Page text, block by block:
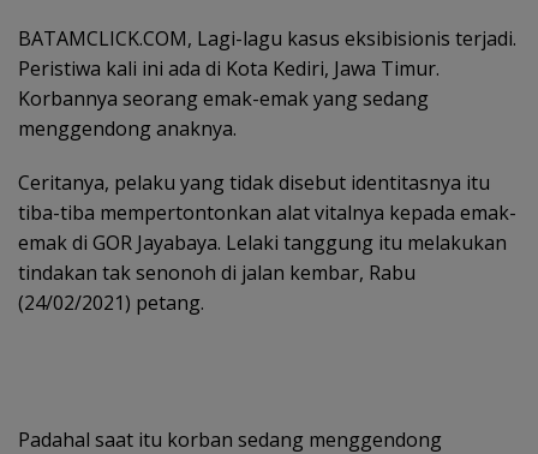
BATAMCLICK.COM, Lagi-lagu kasus eksibisionis terjadi.
Peristiwa kali ini ada di Kota Kediri, Jawa Timur.
Korbannya seorang emak-emak yang sedang
menggendong anaknya.
Ceritanya, pelaku yang tidak disebut identitasnya itu
tiba-tiba mempertontonkan alat vitalnya kepada emak-
emak di GOR Jayabaya. Lelaki tanggung itu melakukan
tindakan tak senonoh di jalan kembar, Rabu
(24/02/2021) petang.
Padahal saat itu korban sedang menggendong